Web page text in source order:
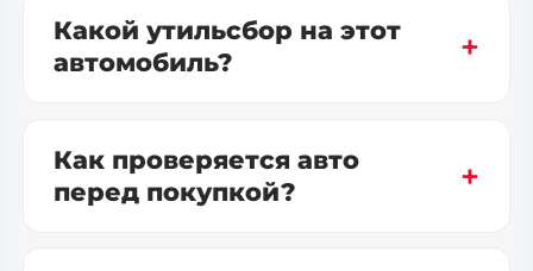
Какой утильсбор на этот
автомобиль?
Как проверяется авто
перед покупкой?